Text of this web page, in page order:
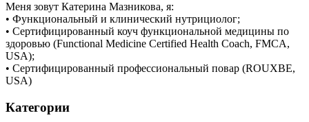
Меня зовут Катерина Мазникова, я:
• Функциональный и клинический нутрициолог;
• Сертифицированный коуч функциональной медицины по
здоровью (Functional Medicine Certified Health Coach, FMCA,
USA);
• Сертифицированный профессиональный повар (ROUXBE,
USA)
Категории